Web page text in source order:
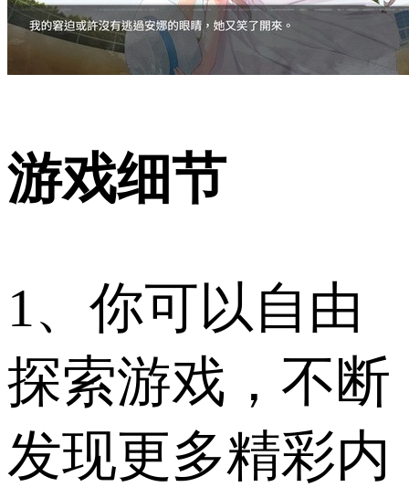
游戏细节
1、你可以自由
探索游戏，不断
发现更多精彩内